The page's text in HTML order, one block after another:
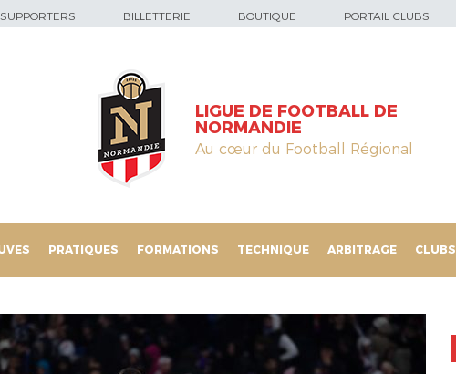
BILLETTERIE BOUTIQUE PORTAIL CLUBS
LIGUE DE FOOTBALL DE
NORMANDIE
Au cœur du Football Régional
PRATIQUES FORMATIONS TECHNIQUE ARBITRAGE CLUBS